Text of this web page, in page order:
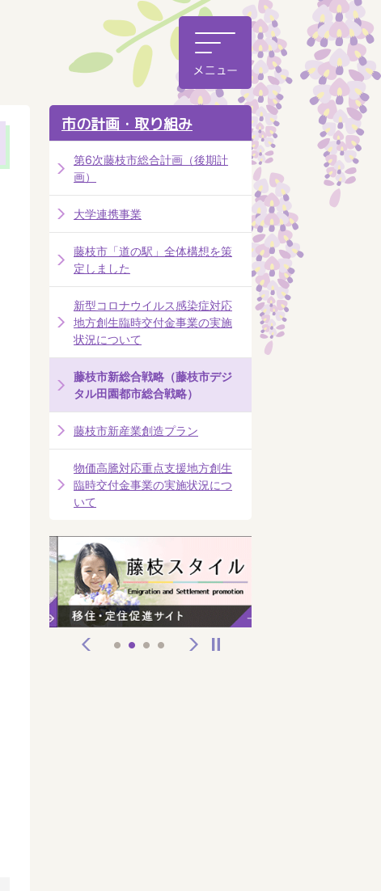
市の計画・取り組み
第6次藤枝市総合計画（後期計
画）
大学連携事業
藤枝市「道の駅」全体構想を策
定しました
新型コロナウイルス感染症対応
地方創生臨時交付金事業の実施
状況について
藤枝市新総合戦略（藤枝市デジ
タル田園都市総合戦略）
藤枝市新産業創造プラン
物価高騰対応重点支援地方創生
臨時交付金事業の実施状況につ
いて